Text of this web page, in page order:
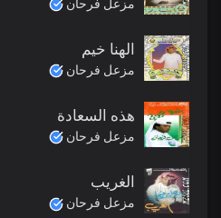
مزعل فرحان
الهنا خيم
مزعل فرحان
هذه السعادة
مزعل فرحان
الغريب
مزعل فرحان